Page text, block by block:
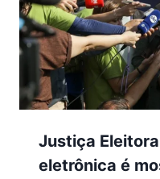
Justiça
eletrônica é